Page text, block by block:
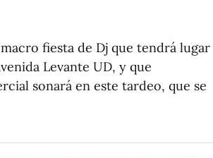
fiesta de Dj que tendrá lugar
Levante UD, y que
sonará en este tardeo, que se